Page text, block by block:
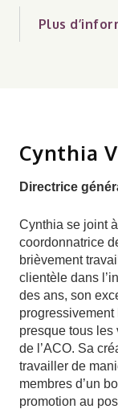
Plus
Cynthia
Directrice
Cynthia se joint
coordonnatrice
brièvement
clientèle dans
des ans, son
progressivement
presque tous les
de l’ACO. Sa
travailler de
membres d’un
promotion au